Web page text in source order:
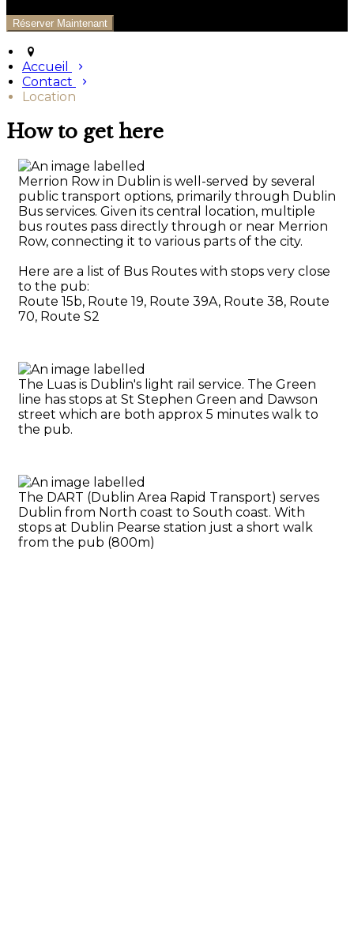
Accueil
Contact
Location
How to get here
Merrion Row in Dublin is well-served by several
public transport options, primarily through Dublin
Bus services. Given its central location, multiple
bus routes pass directly through or near Merrion
Row, connecting it to various parts of the city.
Here are a list of Bus Routes with stops very close
to the pub:
Route 15b, Route 19, Route 39A, Route 38, Route
70, Route S2
The Luas is Dublin's light rail service. The Green
line has stops at St Stephen Green and Dawson
street which are both approx 5 minutes walk to
the pub.
The DART (Dublin Area Rapid Transport) serves
Dublin from North coast to South coast. With
stops at Dublin Pearse station just a short walk
from the pub (800m)